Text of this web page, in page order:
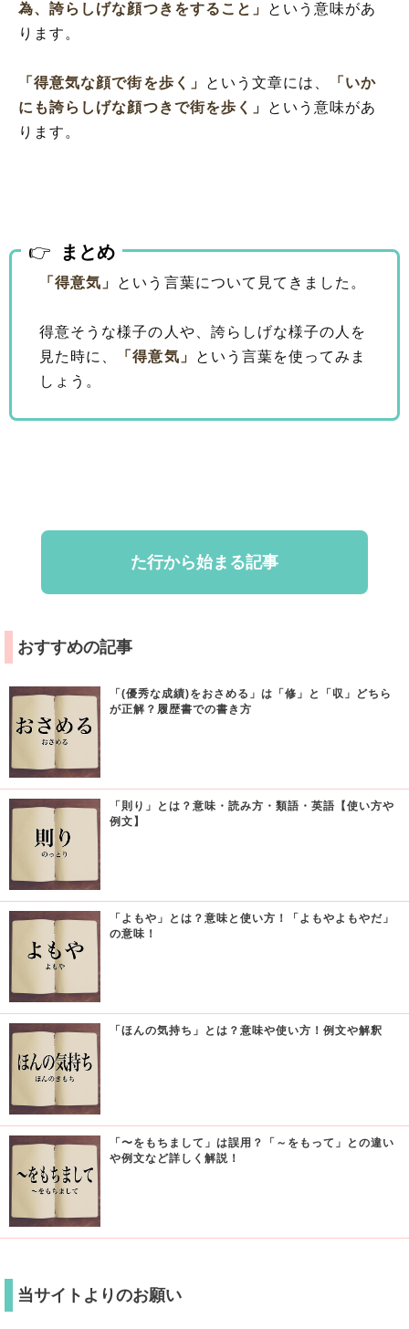
為、誇らしげな顔つきをすること」
という意味があ
ります。
「得意気な顔で街を歩く」 という文章には、
「いか
にも誇らしげな顔つきで街を歩く」
という意味があ
ります。
まとめ
「得意気」 という言葉について見てきました。
得意そうな様子の人や、誇らしげな様子の人を
見た時に、
「得意気」
という言葉を使ってみま
しょう。
た行から始まる記事
おすすめの記事
「(優秀な成績)をおさめる」は「修」と「収」どちら
が正解？履歴書での書き方
「則り」とは？意味・読み方・類語・英語【使い方や
例文】
「よもや」とは？意味と使い方！「よもやよもやだ」
の意味！
「ほんの気持ち」とは？意味や使い方！例文や解釈
「〜をもちまして」は誤用？「～をもって」との違い
や例文など詳しく解説！
当サイトよりのお願い